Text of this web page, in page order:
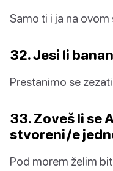
Samo ti i ja na ovom
32. Jesi li
Prestanimo se
33. Zoveš li se
stvoreni/e
Pod morem želim